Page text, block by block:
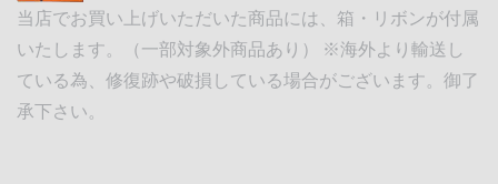
当店でお買い上げいただいた商品には、箱・リボンが付属
いたします。（一部対象外商品あり） ※海外より輸送し
ている為、修復跡や破損している場合がございます。御了
承下さい。